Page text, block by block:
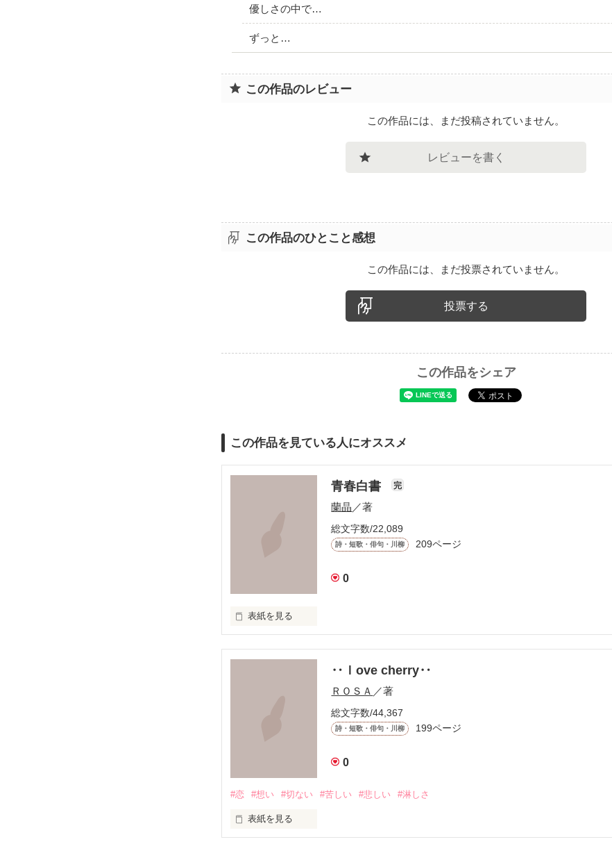
優しさの中で…
ずっと…
この作品のレビュー
この作品には、まだ投稿されていません。
レビューを書く
この作品のひとこと感想
この作品には、まだ投票されていません。
投票する
この作品をシェア
この作品を見ている人にオススメ
青春白書 完
蘭晶 ／著
総文字数/22,089
詩・短歌・俳句・川柳 209ページ
0
表紙を見る
道は、浅く
‥ｌove cherry‥
ＲＯＳＡ ／著
総文字数/44,367
詩・短歌・俳句・川柳 199ページ
0
#恋 #想い #切ない #苦しい #悲しい #淋しさ
表紙を見る